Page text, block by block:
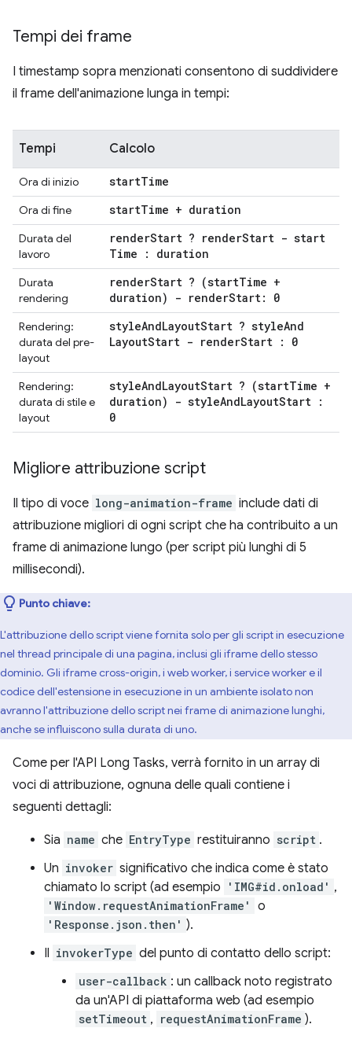
Tempi dei frame
I timestamp sopra menzionati consentono di suddividere
il frame dell'animazione lunga in tempi:
Tempi Calcolo
Ora di inizio startTime
Ora di fine startTime + duration
Durata del
lavoro
renderStart ? renderStart - start
Time : duration
Durata
rendering
renderStart ? (startTime +
duration) - renderStart: 0
Rendering:
durata del pre-
layout
styleAndLayoutStart ? styleAnd
LayoutStart - renderStart : 0
Rendering:
durata di stile e
layout
styleAndLayoutStart ? (startTime +
duration) - styleAndLayoutStart :
0
Migliore attribuzione script
Il tipo di voce long-animation-frame include dati di
attribuzione migliori di ogni script che ha contribuito a un
frame di animazione lungo (per script più lunghi di 5
millisecondi).
Punto chiave:
L'attribuzione dello script viene fornita solo per gli script in esecuzione
nel thread principale di una pagina, inclusi gli iframe dello stesso
dominio. Gli iframe cross-origin, i web worker, i service worker e il
codice dell'estensione in esecuzione in un ambiente isolato non
avranno l'attribuzione dello script nei frame di animazione lunghi,
anche se influiscono sulla durata di uno.
Come per l'API Long Tasks, verrà fornito in un array di
voci di attribuzione, ognuna delle quali contiene i
seguenti dettagli:
Sia name che EntryType restituiranno script .
Un invoker significativo che indica come è stato
chiamato lo script (ad esempio
'IMG#id.onload' ,
'Window.requestAnimationFrame' o
'Response.json.then' ).
Il invokerType del punto di contatto dello script:
user-callback : un callback noto registrato
da un'API di piattaforma web (ad esempio
setTimeout , requestAnimationFrame ).